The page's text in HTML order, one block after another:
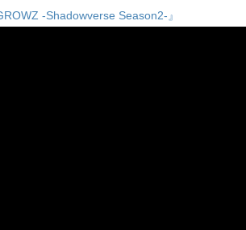
-Shadowverse Season2-』